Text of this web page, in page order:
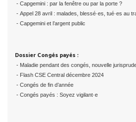
- Capgemini : par la fenêtre ou par la porte ?
- Appel 28 avril : malades, blessé·es, tué·es au
- Capgemini et l’argent public
Dossier Congés payés :
- Maladie pendant des congés, nouvelle
- Flash CSE Central décembre 2024
- Congés de fin d’année
- Congés payés : Soyez vigilant·e